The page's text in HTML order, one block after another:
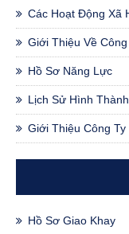
Các Hoạt Động Xã
Giới Thiệu Về
Hồ Sơ Năng Lực
Lịch Sử Hình Thành
Giới Thiệu Công Ty
Hồ Sơ Giao Khay